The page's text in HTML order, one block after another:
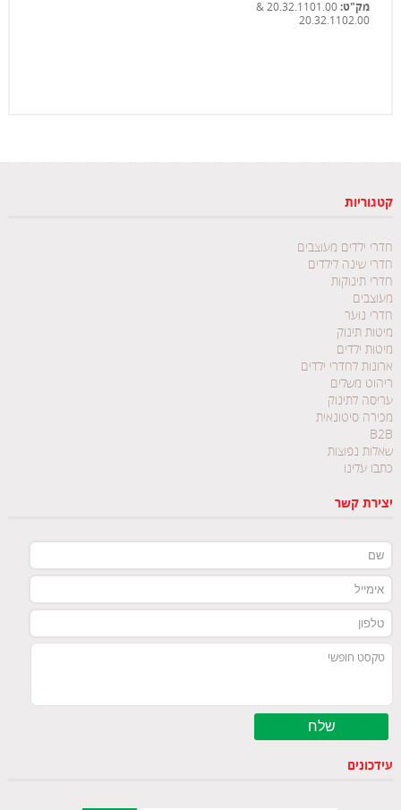
מק"ט:
20.32.1101.00 &
20.32.1102.00
קטגוריות
חדרי ילדים מעוצבים
חדרי שינה לילדים
חדרי תינוקות
מעוצבים
חדרי נוער
מיטות תינוק
מיטות ילדים
ארונות לחדרי ילדים
ריהוט משלים
עריסה לתינוק
מכירה סיטונאית
B2B
שאלות נפוצות
כתבו עלינו
יצירת קשר
עידכונים